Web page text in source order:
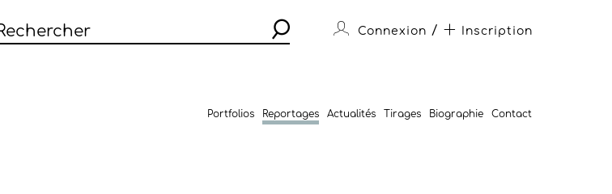
Connexion / Inscription
Portfolios Reportages Actualités Tirages Biographie Contact